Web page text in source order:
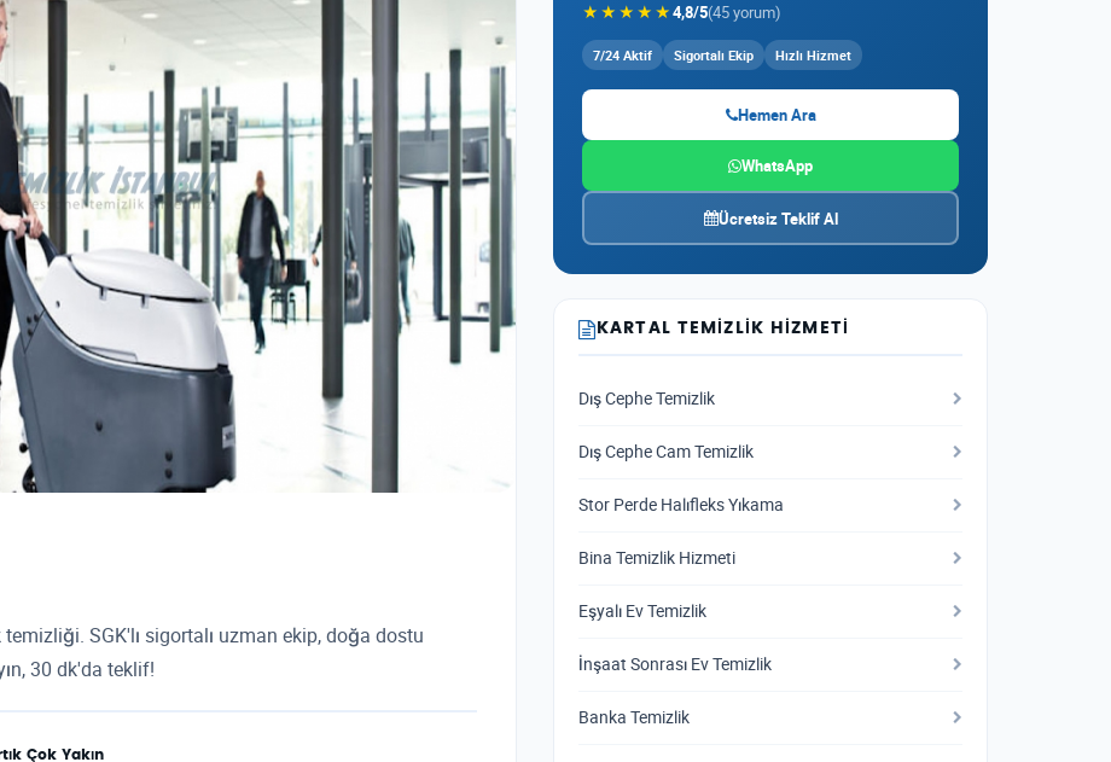
SGK'lı sigortalı uzman ekip, doğa dostu
30 dk'da teklif!
Çok Yakın
★★★★★4,8/5(45 yorum)
7/24 Aktif Sigortalı Ekip Hızlı Hizmet
Hemen Ara
WhatsApp
Ücretsiz Teklif Al
KARTAL TEMIZLIK HIZMETI
Dış Cephe Temizlik
Dış Cephe Cam Temizlik
Stor Perde Halıfleks Yıkama
Bina Temizlik Hizmeti
Eşyalı Ev Temizlik
İnşaat Sonrası Ev Temizlik
Banka Temizlik